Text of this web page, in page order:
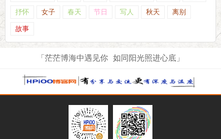
抒怀 女子 春天 节日 写人 秋天 离别
故事
「茫茫博海中遇见你 如同阳光照进心底」